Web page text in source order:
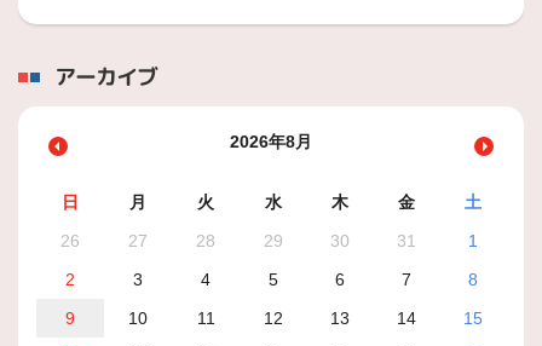
アーカイブ
2026年8月
日 月 火 水 木 金
土
26
27 28 29 30 31
1
2
3 4 5 6 7
8
9
10 11 12 13 14
15